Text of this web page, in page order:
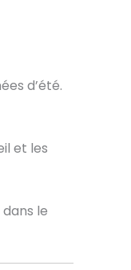
d’été.
et les
le